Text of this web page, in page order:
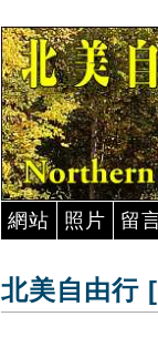
網站 照片 留
北美自由行